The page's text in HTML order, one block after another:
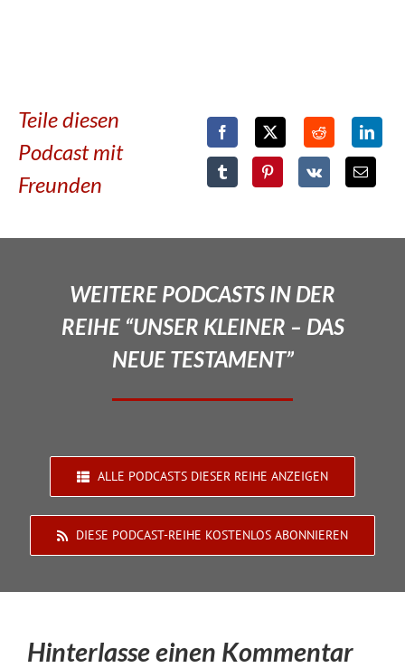
Teile diesen
Podcast mit
Freunden
WEITERE PODCASTS IN DER
REIHE “UNSER KLEINER – DAS
NEUE TESTAMENT”
ALLE PODCASTS DIESER REIHE ANZEIGEN
DIESE PODCAST-REIHE KOSTENLOS ABONNIEREN
Hinterlasse einen Kommentar